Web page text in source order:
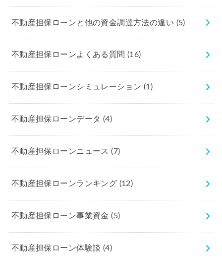
不動産担保ローンと他の資金調達方法の違い (5)
不動産担保ローンよくある質問(16)
不動産担保ローンシミュレーション (1)
不動産担保ローンデータ (4)
不動産担保ローンニュース(7)
不動産担保ローンランキング (12)
不動産担保ローン事業資金(5)
不動産担保ローン体験談 (4)